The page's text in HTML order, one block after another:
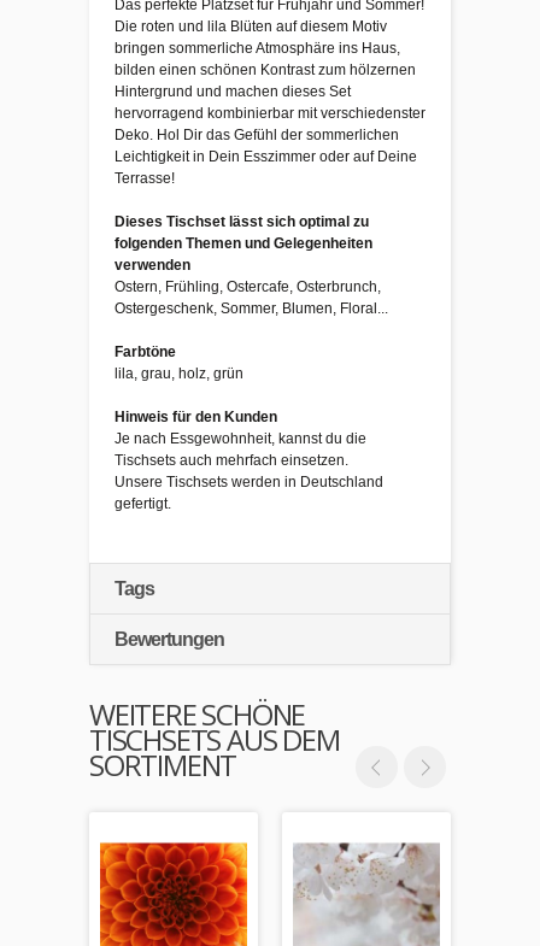
Das perfekte Platzset für Frühjahr und Sommer!
Die roten und lila Blüten auf diesem Motiv
bringen sommerliche Atmosphäre ins Haus,
bilden einen schönen Kontrast zum hölzernen
Hintergrund und machen dieses Set
hervorragend kombinierbar mit verschiedenster
Deko. Hol Dir das Gefühl der sommerlichen
Leichtigkeit in Dein Esszimmer oder auf Deine
Terrasse!
Dieses Tischset lässt sich optimal zu
folgenden Themen und Gelegenheiten
verwenden
Ostern, Frühling, Ostercafe, Osterbrunch,
Ostergeschenk, Sommer, Blumen, Floral...
Farbtöne
lila, grau, holz, grün
Hinweis für den Kunden
Je nach Essgewohnheit, kannst du die
Tischsets auch mehrfach einsetzen.
Unsere Tischsets werden in Deutschland
gefertigt.
Tags
Bewertungen
WEITERE SCHÖNE
TISCHSETS AUS DEM
SORTIMENT